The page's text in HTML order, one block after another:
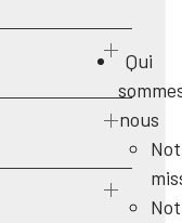
Qui
nous